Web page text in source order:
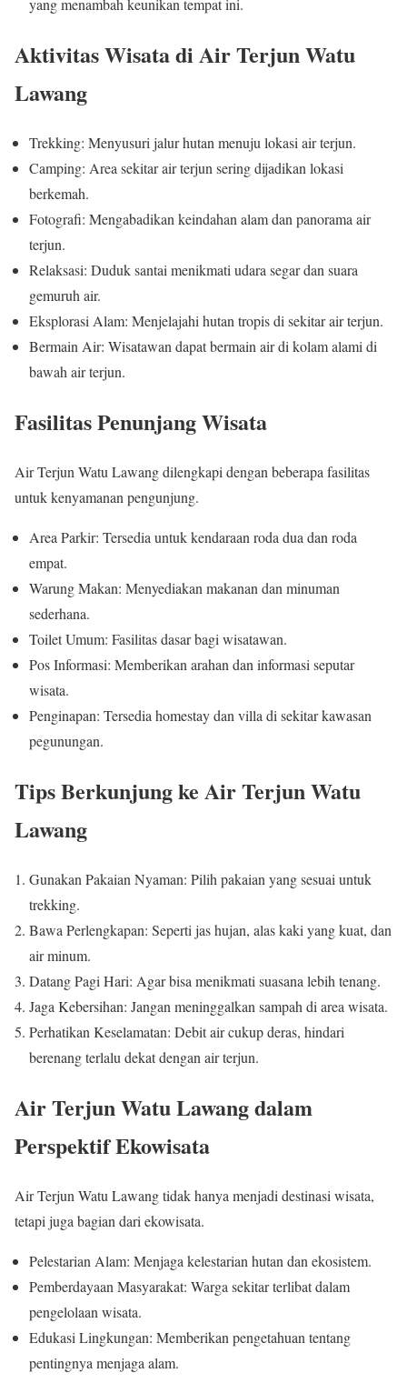
yang menambah keunikan tempat ini.
Aktivitas Wisata di Air Terjun Watu
Lawang
Trekking: Menyusuri jalur hutan menuju lokasi air terjun.
Camping: Area sekitar air terjun sering dijadikan lokasi
berkemah.
Fotografi: Mengabadikan keindahan alam dan panorama air
terjun.
Relaksasi: Duduk santai menikmati udara segar dan suara
gemuruh air.
Eksplorasi Alam: Menjelajahi hutan tropis di sekitar air terjun.
Bermain Air: Wisatawan dapat bermain air di kolam alami di
bawah air terjun.
Fasilitas Penunjang Wisata
Air Terjun Watu Lawang dilengkapi dengan beberapa fasilitas
untuk kenyamanan pengunjung.
Area Parkir: Tersedia untuk kendaraan roda dua dan roda
empat.
Warung Makan: Menyediakan makanan dan minuman
sederhana.
Toilet Umum: Fasilitas dasar bagi wisatawan.
Pos Informasi: Memberikan arahan dan informasi seputar
wisata.
Penginapan: Tersedia homestay dan villa di sekitar kawasan
pegunungan.
Tips Berkunjung ke Air Terjun Watu
Lawang
Gunakan Pakaian Nyaman: Pilih pakaian yang sesuai untuk
trekking.
Bawa Perlengkapan: Seperti jas hujan, alas kaki yang kuat, dan
air minum.
Datang Pagi Hari: Agar bisa menikmati suasana lebih tenang.
Jaga Kebersihan: Jangan meninggalkan sampah di area wisata.
Perhatikan Keselamatan: Debit air cukup deras, hindari
berenang terlalu dekat dengan air terjun.
Air Terjun Watu Lawang dalam
Perspektif Ekowisata
Air Terjun Watu Lawang tidak hanya menjadi destinasi wisata,
tetapi juga bagian dari ekowisata.
Pelestarian Alam: Menjaga kelestarian hutan dan ekosistem.
Pemberdayaan Masyarakat: Warga sekitar terlibat dalam
pengelolaan wisata.
Edukasi Lingkungan: Memberikan pengetahuan tentang
pentingnya menjaga alam.